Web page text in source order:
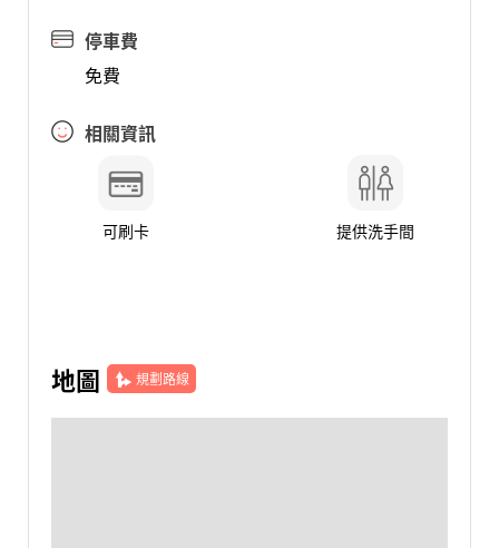
停車費
免費
相關資訊
可刷卡 提供洗手間
地圖 規劃路線